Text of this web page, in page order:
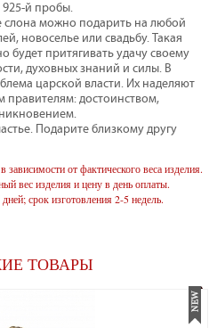
925-й пробы.
слона можно подарить на любой
новоселье или свадьбу. Такая
будет притягивать удачу своему
духовных знаний и силы. В
царской власти. Их наделяют
достоинством,
Подарите близкому другу
от фактического веса изделия.
вес изделия и цену в день оплаты.
срок изготовления 2-5 недель.
ТОВАРЫ